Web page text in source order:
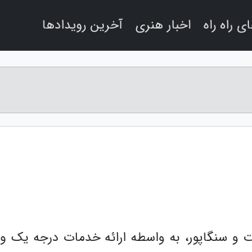
و سنگاپور، به واسطه ارائه خدمات درجه یک و
راه راه اخبار هنری آخرین رویدادها